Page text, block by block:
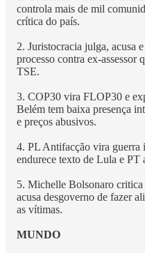
controla mais de mil
crítica do país.
2. Juristocracia julga, acusa
processo contra ex-assessor
TSE.
3. COP30 vira FLOP30 e
Belém tem baixa presença
e preços abusivos.
4. PL Antifacção vira guerra
endurece texto de Lula e PT
5. Michelle Bolsonaro
acusa desgoverno de fazer
as vítimas.
MUNDO